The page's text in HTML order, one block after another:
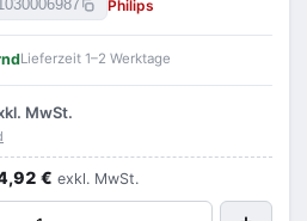
Philips
Lieferzeit 1–2 Werktage
MwSt.
€ exkl. MwSt.